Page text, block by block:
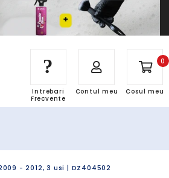
0
Cosul meu
Contul meu
?
Intrebari
Frecvente
- 2012, 3 usi | DZ404502